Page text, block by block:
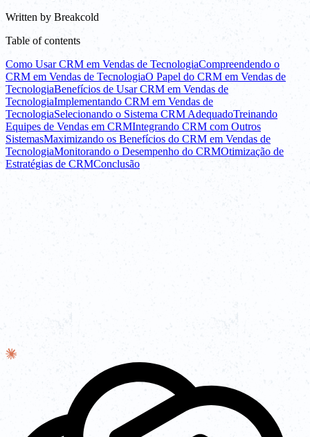
Written by Breakcold
Table of contents
Como Usar CRM em Vendas de TecnologiaCompreendendo o
CRM em Vendas de TecnologiaO Papel do CRM em Vendas de
TecnologiaBenefícios de Usar CRM em Vendas de
TecnologiaImplementando CRM em Vendas de
TecnologiaSelecionando o Sistema CRM AdequadoTreinando
Equipes de Vendas em CRMIntegrando CRM com Outros
SistemasMaximizando os Benefícios do CRM em Vendas de
TecnologiaMonitorando o Desempenho do CRMOtimização de
Estratégias de CRMConclusão